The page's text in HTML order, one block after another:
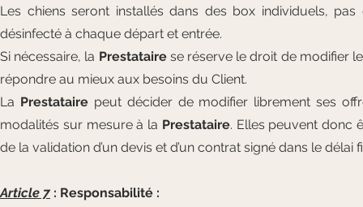
Les chiens seront installés dans des box individuels,
désinfecté à chaque départ et entrée.
Si nécessaire, la Prestatairese réserve le droit de modifier
répondre au mieux aux besoins du Client.
La Prestatairepeut décider de modifier librement ses
modalités sur mesure à la Prestataire. Elles peuvent donc
de la validation d’un devis et d’un contrat signé dans le délai
Article 7: Responsabilité :